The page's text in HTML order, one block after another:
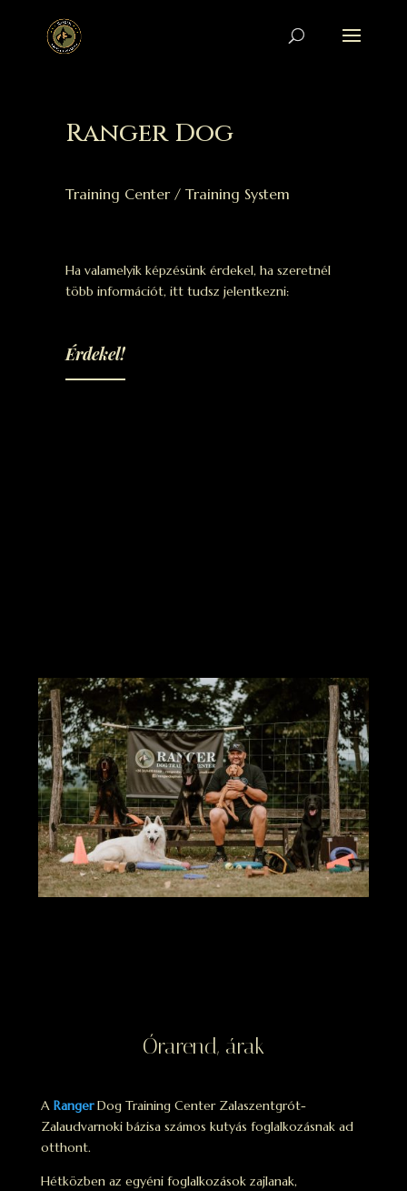
Ranger Dog
Training Center / Training System
Ha valamelyik képzésünk érdekel, ha szeretnél
több információt, itt tudsz jelentkezni:
Érdekel!
Órarend, árak
ARanger Dog Training Center Zalaszentgrót-
Zalaudvarnoki bázisa számos kutyás foglalkozásnak ad
otthont.
Hétközben az egyéni foglalkozások zajlanak,